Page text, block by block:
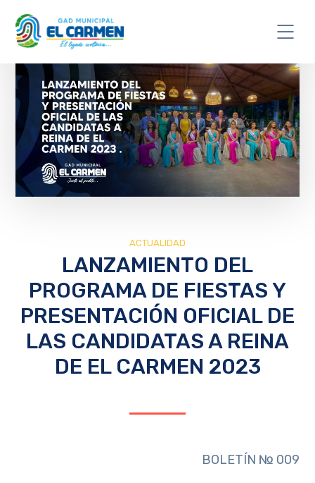
ACTUALIDAD
LANZAMIENTO DEL
PROGRAMA DE FIESTAS Y
PRESENTACIÓN OFICIAL DE
LAS CANDIDATAS A REINA
DE EL CARMEN 2023
BOLETÍN № 009